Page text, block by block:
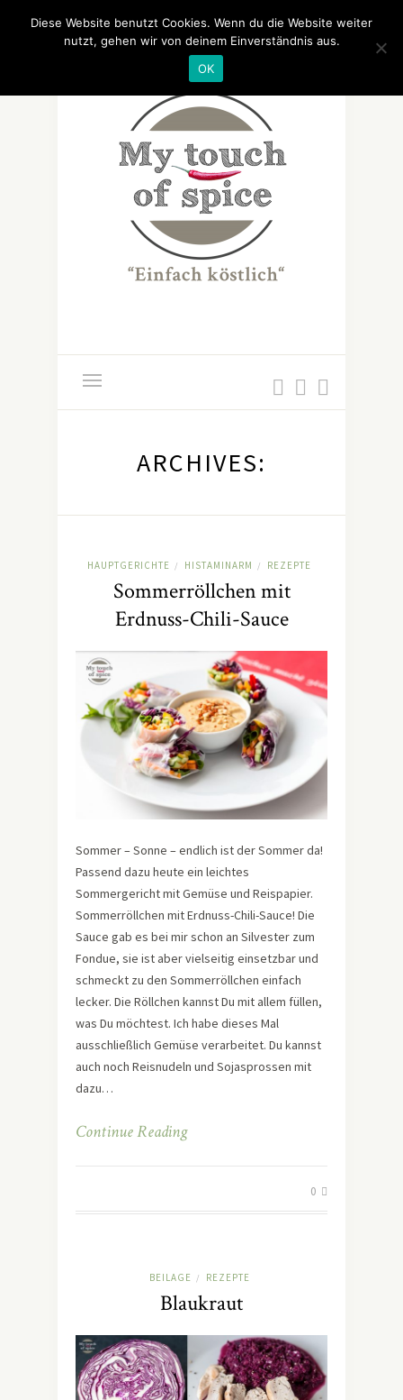
ARCHIVES:
HAUPTGERICHTE / HISTAMINARM / REZEPTE
Sommerröllchen mit
Erdnuss-Chili-Sauce
Sommer – Sonne – endlich ist der Sommer da!
Passend dazu heute ein leichtes
Sommergericht mit Gemüse und Reispapier.
Sommerröllchen mit Erdnuss-Chili-Sauce! Die
Sauce gab es bei mir schon an Silvester zum
Fondue, sie ist aber vielseitig einsetzbar und
schmeckt zu den Sommerröllchen einfach
lecker. Die Röllchen kannst Du mit allem füllen,
was Du möchtest. Ich habe dieses Mal
ausschließlich Gemüse verarbeitet. Du kannst
auch noch Reisnudeln und Sojasprossen mit
dazu…
Continue Reading
0
BEILAGE / REZEPTE
Blaukraut
Diese Website benutzt Cookies. Wenn du die Website weiter
nutzt, gehen wir von deinem Einverständnis aus.
OK